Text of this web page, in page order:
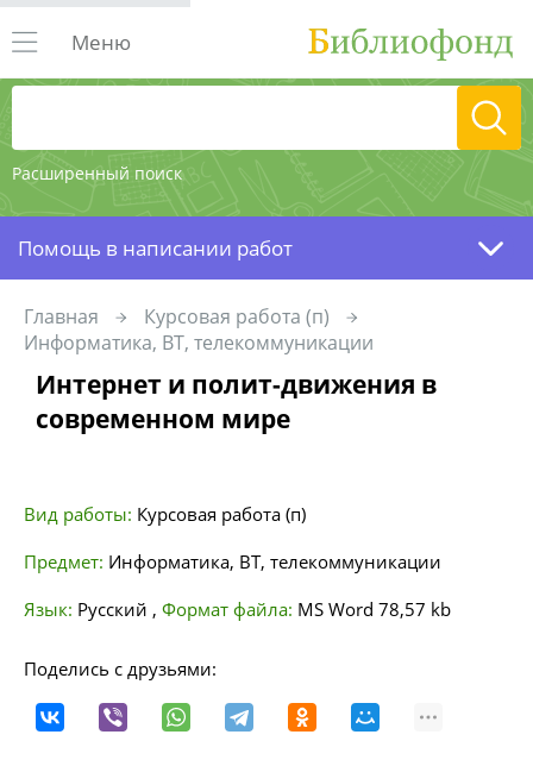
Расширенный поиск
Меню
Помощь в написании работ
Главная
Курсовая работа (п)
Информатика, ВТ, телекоммуникации
Интернет и полит-движения в
современном мире
Вид работы: Курсовая работа (п)
Предмет: Информатика, ВТ, телекоммуникации
Язык: Русский , Формат файла: MS Word 78,57 kb
Поделись с друзьями: